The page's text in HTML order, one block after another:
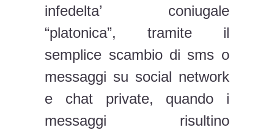
infedelta’ coniugale
“platonica”, tramite il
semplice scambio di sms o
messaggi su social network
e chat private, quando i
messaggi risultino